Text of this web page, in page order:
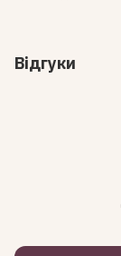
Відгуки